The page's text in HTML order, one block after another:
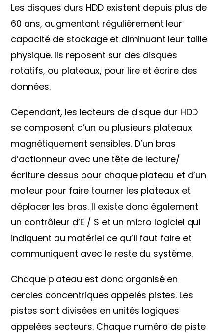
Les disques durs HDD existent depuis plus de
60 ans, augmentant régulièrement leur
capacité de stockage et diminuant leur taille
physique. Ils reposent sur des disques
rotatifs, ou plateaux, pour lire et écrire des
données.
Cependant, les lecteurs de disque dur HDD
se composent d’un ou plusieurs plateaux
magnétiquement sensibles. D’un bras
d’actionneur avec une tête de lecture/
écriture dessus pour chaque plateau et d’un
moteur pour faire tourner les plateaux et
déplacer les bras. Il existe donc également
un contrôleur d’E / S et un micro logiciel qui
indiquent au matériel ce qu’il faut faire et
communiquent avec le reste du système.
Chaque plateau est donc organisé en
cercles concentriques appelés pistes. Les
pistes sont divisées en unités logiques
appelées secteurs. Chaque numéro de piste